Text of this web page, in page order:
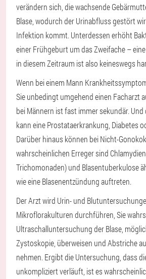
verändern sich, die wachsende
Blase, wodurch der Urinabfluss gestört
Infektion kommt. Unterdessen erhöht
einer Frühgeburt um das Zweifache –
in diesem Zeitraum ist also keineswegs
Wenn bei einem Mann
Sie unbedingt umgehend einen Facharzt
bei Männern ist fast immer sekundär.
kann eine Prostataerkrankung, Diabetes
Darüber hinaus können bei Nicht-
wahrscheinlichen Erreger sind
Trichomonaden) und Blasentuberkulose
wie eine Blasenentzündung auftreten.
Der Arzt wird Urin- und
Mikroflorakulturen durchführen, Sie
Ultraschalluntersuchung der Blase,
Zystoskopie, überweisen und Abstriche
nehmen. Ergibt die Untersuchung, dass
unkompliziert verläuft, ist es